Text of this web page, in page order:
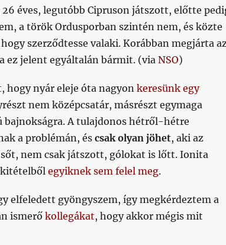
éves, legutóbb Cipruson játszott, előtte
a török Ordusporban szintén nem, és közte
szerződtesse valaki. Korábban megjárta
ez jelent egyáltalán bármit. (via NSO)
hogy nyár eleje óta nagyon keresünk egy
nem középcsatár, másrészt egymaga
bajnokságra. A tulajdonos hétről-hétre
a problémán, éscsak olyan jöhet, aki az
nem csak játszott, gólokat is lőtt. Ionita
kitételből egyiknek sem felel meg.
elfeledett gyöngyszem, így megkérdeztem a
ismerőkollegákat, hogy akkor mégis mit